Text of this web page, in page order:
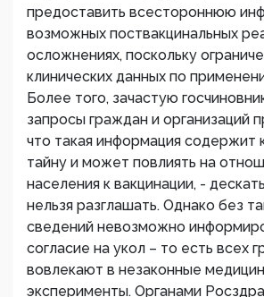
предоставить всестороннюю
возможных поствакцинальных
осложнениях, поскольку
клинических данных по
Более того, зачастую
запросы граждан и организаций
что такая информация содержит
тайну и может повлиять на
населения к вакцинации, -
нельзя разглашать. Однако без
сведений невозможно
согласие на укол – то есть всех
вовлекают в незаконные
эксперименты. Органами